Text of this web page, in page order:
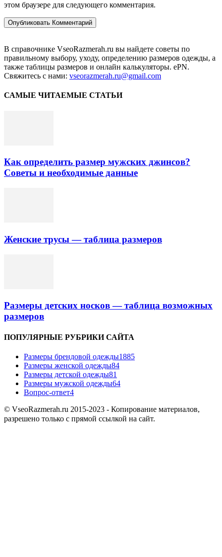
этом браузере для следующего комментария.
В справочнике VseoRazmerah.ru вы найдете советы по
правильному выбору, уходу, определению размеров одежды, а
также таблицы размеров и онлайн калькуляторы. ePN.
Свяжитесь с нами: vseorazmerah.ru@gmail.com
САМЫЕ ЧИТАЕМЫЕ СТАТЬИ
Как определить размер мужских джинсов?
Советы и необходимые данные
Женские трусы — таблица размеров
Размеры детских носков — таблица возможных
размеров
ПОПУЛЯРНЫЕ РУБРИКИ САЙТА
Размеры брендовой одежды1885
Размеры женской одежды84
Размеры детской одежды81
Размеры мужской одежды64
Вопрос-ответ4
© VseoRazmerah.ru 2015-2023 - Копирование материалов,
разрешено только с прямой ссылкой на сайт.